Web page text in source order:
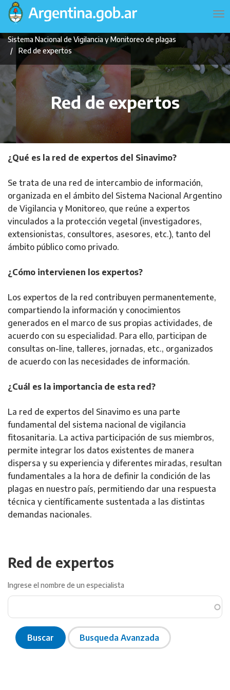
Pasar
contenido
principal
Navegación
principal
Sistema Nacional de Vigilancia y Monitoreo de plagas
Red de expertos
Red de expertos
¿Qué es la red de expertos del Sinavimo?
Se trata de una red de intercambio de información,
organizada en el ámbito del Sistema Nacional Argentino
de Vigilancia y Monitoreo, que reúne a expertos
vinculados a la protección vegetal (investigadores,
extensionistas, consultores, asesores, etc.), tanto del
ámbito público como privado.
¿Cómo intervienen los expertos?
Los expertos de la red contribuyen permanentemente,
compartiendo la información y conocimientos
generados en el marco de sus propias actividades, de
acuerdo con su especialidad. Para ello, participan de
consultas on-line, talleres, jornadas, etc., organizados
de acuerdo con las necesidades de información.
¿Cuál es la importancia de esta red?
La red de expertos del Sinavimo es una parte
fundamental del sistema nacional de vigilancia
fitosanitaria. La activa participación de sus miembros,
permite integrar los datos existentes de manera
dispersa y su experiencia y diferentes miradas, resultan
fundamentales a la hora de definir la condición de las
plagas en nuestro país, permitiendo dar una respuesta
técnica y científicamente sustentada a las distintas
demandas nacionales.
Red de expertos
Ingrese el nombre de un especialista
Buscar Busqueda Avanzada